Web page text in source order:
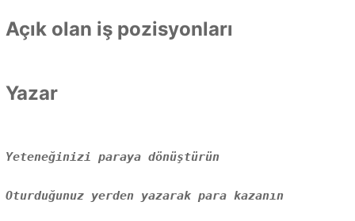
Açık olan iş pozisyonları
Yazar
Yeteneğinizi paraya dönüştürün
Oturduğunuz yerden yazarak para kazanın